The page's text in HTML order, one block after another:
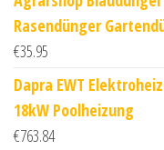
Rasendünger
€35.95
Dapra EWT
18kW Poolheizung
€763.84